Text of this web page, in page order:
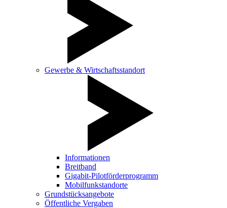
Gewerbe & Wirtschaftsstandort
Informationen
Breitband
Gigabit-Pilotförderprogramm
Mobilfunkstandorte
Grundstücksangebote
Öffentliche Vergaben